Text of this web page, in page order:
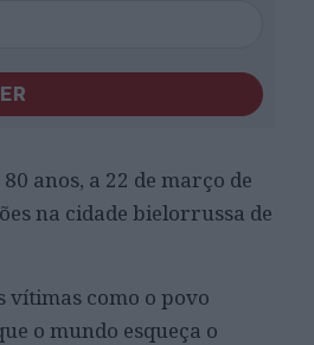
anos, a 22 de março de
na cidade bielorrussa de
vítimas como o povo
o mundo esqueça o